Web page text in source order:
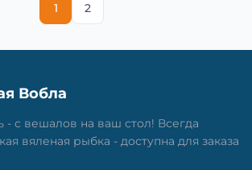
1 2
Вобла
- с вешалов на ваш стол! Всегда
вяленая рыбка - доступна для заказа